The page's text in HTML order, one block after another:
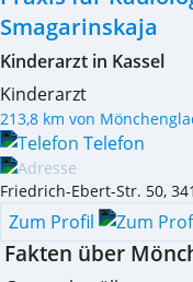
Smagarinskaja
Kinderarzt in Kassel
Kinderarzt
213,8 km von
Telefon
Friedrich-Ebert-Str. 50,
Zum Profil
Fakten über